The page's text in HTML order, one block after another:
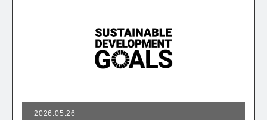
2026.05.26